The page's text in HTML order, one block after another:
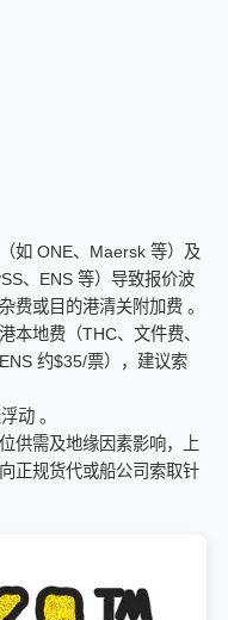
如 ONE、Maersk 等）及
、ENS 等）导致报价波
费或目的港清关附加费 。
本地费（THC、文件费、
约$35/票），建议索
动 。
供需及地缘因素影响，上
正规货代或船公司索取针